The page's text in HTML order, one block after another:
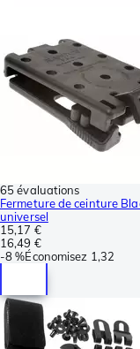
65 évaluations
Fermeture de ceinture
universel
15,17 €
16,49 €
-8 %Économisez 1,32